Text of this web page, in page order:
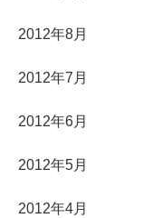
2012年8月
2012年7月
2012年6月
2012年5月
2012年4月